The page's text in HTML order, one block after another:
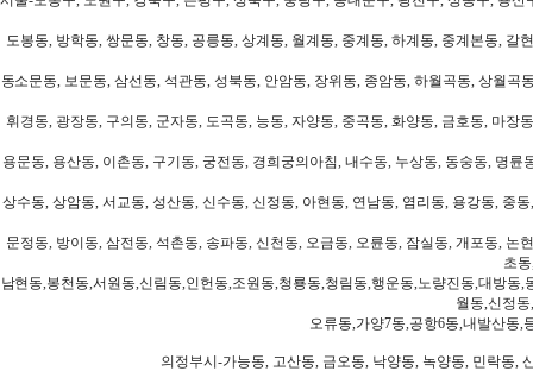
도봉동, 방학동, 쌍문동, 창동, 공릉동, 상계동, 월계동, 중계동, 하계동, 중계본동,
동소문동, 보문동, 삼선동, 석관동, 성북동, 안암동, 장위동, 종암동, 하월곡동, 상월
휘경동, 광장동, 구의동, 군자동, 도곡동, 능동, 자양동, 중곡동, 화양동, 금호동, 마
용문동, 용산동, 이촌동, 구기동, 궁전동, 경희궁의아침, 내수동, 누상동, 동숭동, 명
상수동, 상암동, 서교동, 성산동, 신수동, 신정동, 아현동, 연남동, 염리동, 용강동, 중
문정동, 방이동, 삼전동, 석촌동, 송파동, 신천동, 오금동, 오륜동, 잠실동, 개포동,
초
남현동,봉천동,서원동,신림동,인헌동,조원동,청룡동,청림동,행운동,노량진동,대방
월동,신정
오류동,가양7동,공항6동,내발산동,
의정부시-가능동, 고산동, 금오동, 낙양동, 녹양동, 민락동,